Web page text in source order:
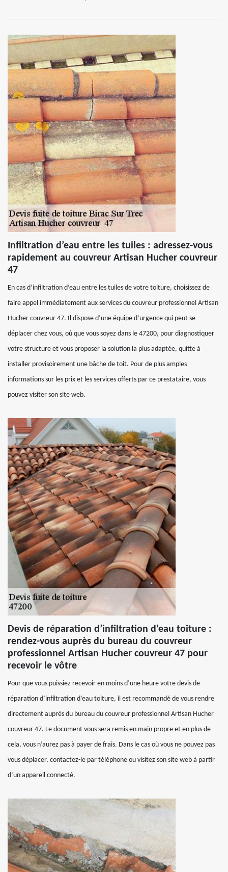
Infiltration d’eau entre les tuiles : adressez-vous
rapidement au couvreur Artisan Hucher couvreur
47
En cas d’infiltration d’eau entre les tuiles de votre toiture, choisissez de
faire appel immédiatement aux services du couvreur professionnel Artisan
Hucher couvreur 47. Il dispose d’une équipe d’urgence qui peut se
déplacer chez vous, où que vous soyez dans le 47200, pour diagnostiquer
votre structure et vous proposer la solution la plus adaptée, quitte à
installer provisoirement une bâche de toit. Pour de plus amples
informations sur les prix et les services offerts par ce prestataire, vous
pouvez visiter son site web.
Devis de réparation d’infiltration d’eau toiture :
rendez-vous auprès du bureau du couvreur
professionnel Artisan Hucher couvreur 47 pour
recevoir le vôtre
Pour que vous puissiez recevoir en moins d’une heure votre devis de
réparation d’infiltration d’eau toiture, il est recommandé de vous rendre
directement auprès du bureau du couvreur professionnel Artisan Hucher
couvreur 47. Le document vous sera remis en main propre et en plus de
cela, vous n’aurez pas à payer de frais. Dans le cas où vous ne pouvez pas
vous déplacer, contactez-le par téléphone ou visitez son site web à partir
d’un appareil connecté.